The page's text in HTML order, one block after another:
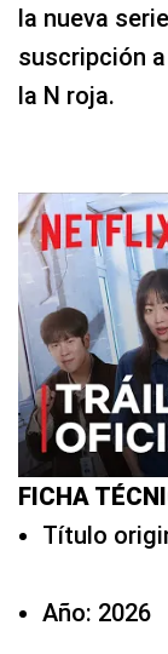
la nueva
suscripción
la N roja.
FICHA
Título
Año: 2026